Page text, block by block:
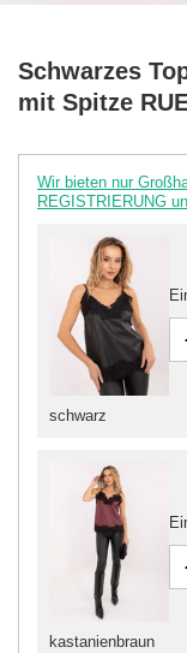
Schwarzes
mit Spitze
Wir bieten nur
REGISTRIERUNG
kastanienbraun
schwarz